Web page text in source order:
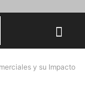
y su Impacto